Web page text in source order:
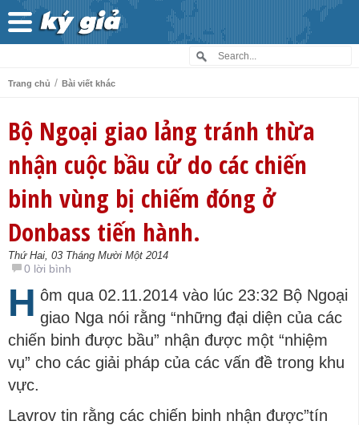
Trang chủ / Bài viết khác
Bộ Ngoại giao lảng tránh thừa
nhận cuộc bầu cử do các chiến
binh vùng bị chiếm đóng ở
Donbass tiến hành.
Thứ Hai, 03 Tháng Mười Một 2014
0 lời bình
H ôm qua 02.11.2014 vào lúc 23:32 Bộ Ngoại
giao Nga nói rằng “những đại diện của các
chiến binh được bầu” nhận được một “nhiệm
vụ” cho các giải pháp của các vấn đề trong khu
vực.
Lavrov tin rằng các chiến binh nhận được”tín